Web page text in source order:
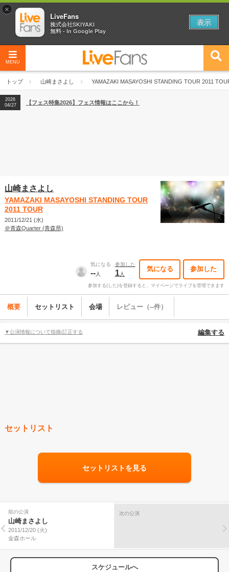
MENU
トップ 山崎まさよし YAMAZAKI MASAYOSHI STANDING TOUR 2011
2026
04/27
2026
【ライブ動員ランキング】2026年上半期編発表！
2026
04/27
【フェス特集2026】フェス情報はここから！
山崎まさよし
YAMAZAKI MASAYOSHI STANDING TOUR
2011 TOUR
2011/12/21 (水)
＠青森Quarter (青森県)
気になる
--人
参加した
1人
気になる 参加した
参加する(した)を登録すると、マイページでライブを管理できます
概要 セットリスト 会場 レビュー（--件）
▼公演情報について指摘/訂正する 編集する
セットリスト
セットリストを見る
前の公演
山崎まさよし
2011/12/20 (火)
金森ホール
次の公演
スケジュールへ
×
LiveFans
株式会社SKIYAKI
無料 - In Google Play
表示